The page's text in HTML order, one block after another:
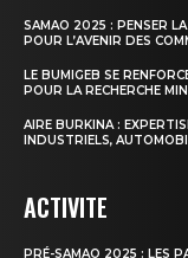
SAMAO 2025 : PENSER
POUR L’AVENIR DES
LE BUMIGEB SE
POUR LA RECHERCHE
AIRE BURKINA :
INDUSTRIELS,
ACTIVITE
PRÉ-SAMAO 2025 : LES